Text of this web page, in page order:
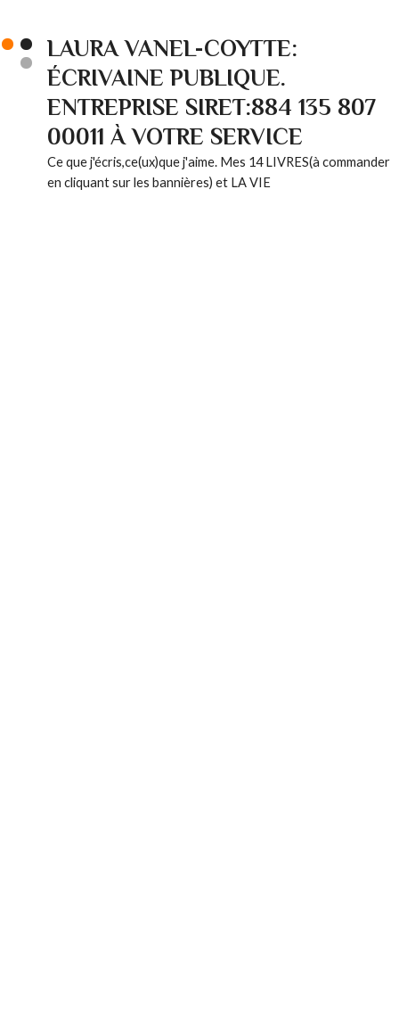
LAURA VANEL-COYTTE:
ÉCRIVAINE PUBLIQUE.
ENTREPRISE SIRET:884 135 807
00011 À VOTRE SERVICE
Ce que j'écris,ce(ux)que j'aime. Mes 14 LIVRES(à commander
en cliquant sur les bannières) et LA VIE